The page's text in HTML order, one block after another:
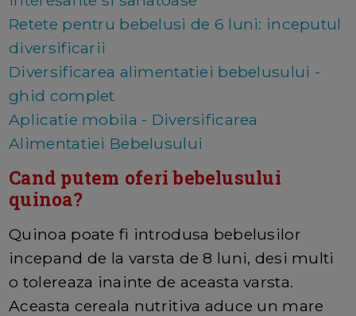
Retete pentru bebelusi de 6 luni: inceputul
diversificarii
Diversificarea alimentatiei bebelusului -
ghid complet
Aplicatie mobila - Diversificarea
Alimentatiei Bebelusului
Cand putem oferi bebelusului
quinoa?
Quinoa poate fi introdusa bebelusilor
incepand de la varsta de 8 luni, desi multi
o tolereaza inainte de aceasta varsta.
Aceasta cereala nutritiva aduce un mare